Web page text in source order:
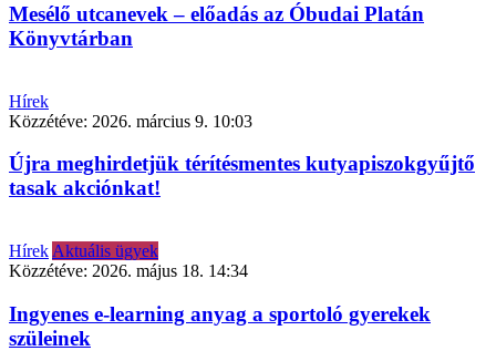
Mesélő utcanevek – előadás az Óbudai Platán
Könyvtárban
Hírek
Közzétéve: 2026. március 9. 10:03
Újra meghirdetjük térítésmentes kutyapiszokgyűjtő
tasak akciónkat!
Hírek Aktuális ügyek
Közzétéve: 2026. május 18. 14:34
Ingyenes e-learning anyag a sportoló gyerekek
szüleinek